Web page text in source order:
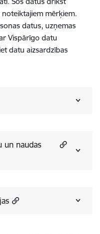
mērķiem.
datus, uzņemas
Vispārīgo datu
datu aizsardzības
un naudas